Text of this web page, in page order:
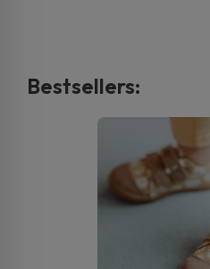
Bestsellers: